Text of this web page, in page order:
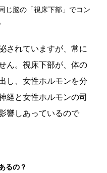
じ脳の「視床下部」でコン
されていますが、常に
ん。視床下部が、体の
し、女性ホルモンを分
経と女性ホルモンの司
響しあっているので
るの？